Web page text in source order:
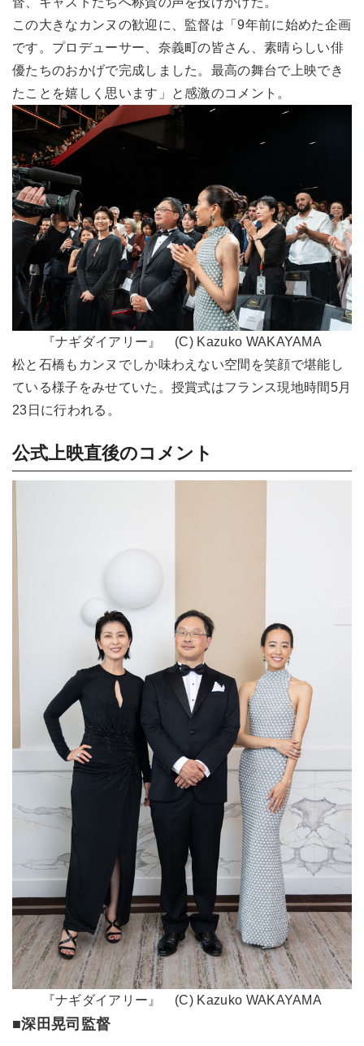
この大きなカンヌの歓迎に、監督は「9年前に始めた企画
です。プロデューサー、奈義町の皆さん、素晴らしい俳
優たちのおかげで完成しました。最高の舞台で上映でき
たことを嬉しく思います」と感激のコメント。
『ナギダイアリー』 (C) Kazuko WAKAYAMA
松と石橋もカンヌでしか味わえない空間を笑顔で堪能し
ている様子をみせていた。授賞式はフランス現地時間5月
23日に行われる。
公式上映直後のコメント
『ナギダイアリー』 (C) Kazuko WAKAYAMA
■深田晃司監督